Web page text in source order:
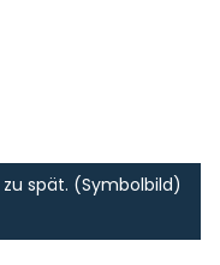
spät. (Symbolbild)